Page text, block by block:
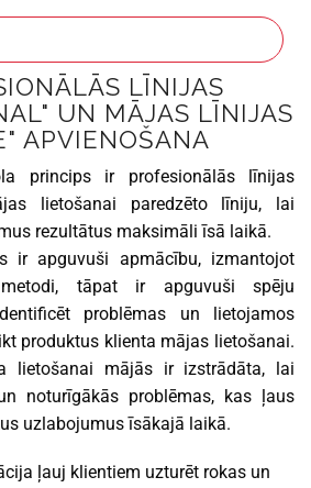
LĪNIJAS
UN MĀJAS LĪNIJAS
APVIENOŠANA
princips ir profesionālās līnijas
lietošanai paredzēto līniju, lai
rezultātus maksimāli īsā laikā.
ir apguvuši apmācību, izmantojot
tāpat ir apguvuši spēju
problēmas un lietojamos
produktus klienta mājas lietošanai.
lietošanai mājās ir izstrādāta, lai
noturīgākās problēmas, kas ļaus
uzlabojumus īsākajā laikā.
ļauj klientiem uzturēt rokas un